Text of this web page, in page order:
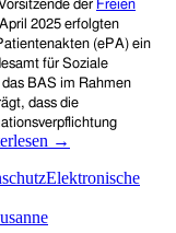
der Freien
2025 erfolgten
(ePA) ein
für Soziale
BAS im Rahmen
dass die
→
Elektronische